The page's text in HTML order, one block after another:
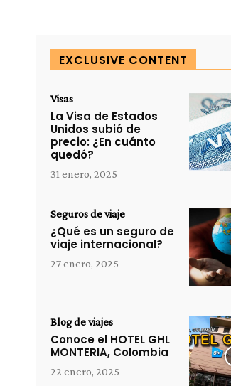
EXCLUSIVE CONTENT
Visas
La Visa de Estados
Unidos subió de
precio: ¿En cuánto
quedó?
31 enero, 2025
Seguros de viaje
¿Qué es un seguro de
viaje internacional?
27 enero, 2025
Blog de viajes
Conoce el HOTEL GHL
MONTERIA, Colombia
22 enero, 2025